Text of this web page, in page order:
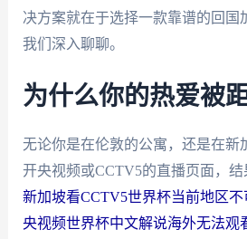
决方案就在于选择一款靠谱的回国
我们深入聊聊。
为什么你的热爱被
无论你是在伦敦的公寓，还是在新
开央视频或CCTV5的直播页面，结
新加坡看CCTV5世界杯当前地区不
央视频世界杯中文解说海外无法观